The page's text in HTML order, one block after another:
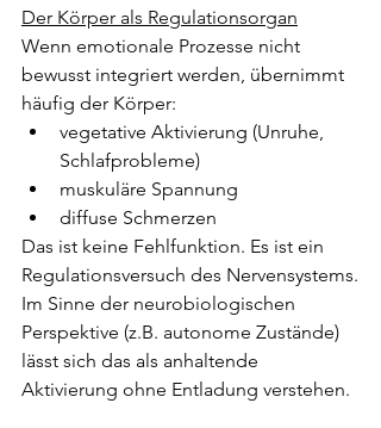
Der Körper als Regulationsorgan
Wenn emotionale Prozesse nicht
bewusst integriert werden, übernimmt
häufig der Körper:
vegetative Aktivierung (Unruhe,
Schlafprobleme)
muskuläre Spannung
diffuse Schmerzen
Das ist keine Fehlfunktion. Es ist ein
Regulationsversuch des Nervensystems.
Im Sinne der neurobiologischen
Perspektive (z.B. autonome Zustände)
lässt sich das als anhaltende
Aktivierung ohne Entladung verstehen.